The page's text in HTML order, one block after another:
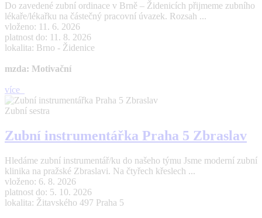
Do zavedené zubní ordinace v Brně – Židenicích přijmeme zubního
lékaře/lékařku na částečný pracovní úvazek. Rozsah ...
vloženo: 11. 6. 2026
platnost do: 11. 8. 2026
lokalita: Brno - Židenice
mzda: Motivační
více
Zubní sestra
Zubní instrumentářka Praha 5 Zbraslav
Hledáme zubní instrumentář/ku do našeho týmu Jsme moderní zubní
klinika na pražské Zbraslavi. Na čtyřech křeslech ...
vloženo: 6. 8. 2026
platnost do: 5. 10. 2026
lokalita: Žitavského 497 Praha 5